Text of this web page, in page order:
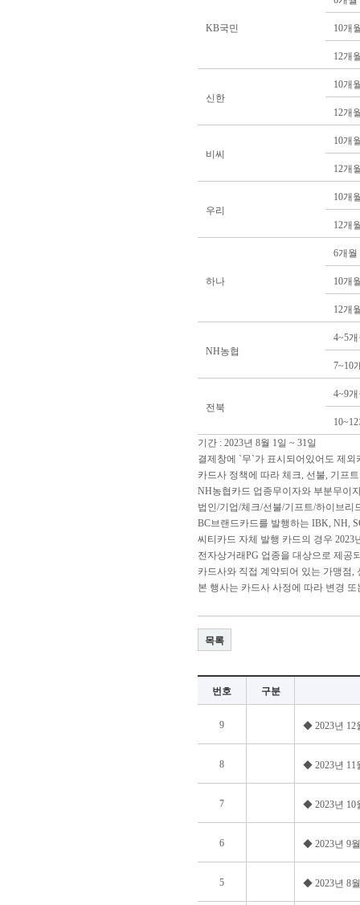
KB국민 10개
12개
신한
10개
12개
비씨
10개
12개
우리
10개
12개
하나
6개월
10개
12개
NH농협
4~5
7~10
전북
4~9
기간 : 2023년 8월 1일 ~ 31일
결제창에 `무`가 표시되어있어도 제
카드사 정책에 따라 체크, 선불, 기프
NH농협카드 업종무이자와 부분무이
법인/기업/체크/선불/기프트/하이브
BC브랜드카드를 발행하는 IBK, NH,
씨티카드 자체 발행 카드의 경우
전자상거래PG 업종을 대상으로 제공
카드사와 직접 계약되어 있는 가맹점
본 행사는 카드사 사정에 따라 변경
목록
번호 구분
9 ◆ 2023년 12
8 ◆ 2023년 11
7 ◆ 2023년 10
6 ◆ 2023년 9
5 ◆ 2023년 8